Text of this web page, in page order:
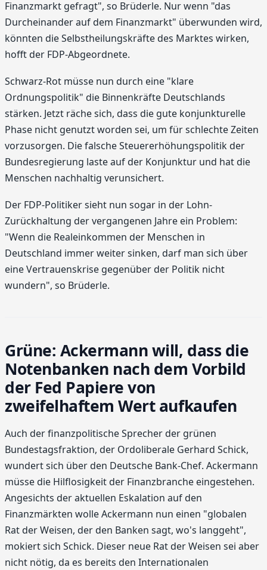
Finanzmarkt gefragt", so Brüderle. Nur wenn "das
Durcheinander auf dem Finanzmarkt" überwunden wird,
könnten die Selbstheilungskräfte des Marktes wirken,
hofft der FDP-Abgeordnete.
Schwarz-Rot müsse nun durch eine "klare
Ordnungspolitik" die Binnenkräfte Deutschlands
stärken. Jetzt räche sich, dass die gute konjunkturelle
Phase nicht genutzt worden sei, um für schlechte Zeiten
vorzusorgen. Die falsche Steuererhöhungspolitik der
Bundesregierung laste auf der Konjunktur und hat die
Menschen nachhaltig verunsichert.
Der FDP-Politiker sieht nun sogar in der Lohn-
Zurückhaltung der vergangenen Jahre ein Problem:
"Wenn die Realeinkommen der Menschen in
Deutschland immer weiter sinken, darf man sich über
eine Vertrauenskrise gegenüber der Politik nicht
wundern", so Brüderle.
Grüne: Ackermann will, dass die
Notenbanken nach dem Vorbild
der Fed Papiere von
zweifelhaftem Wert aufkaufen
Auch der finanzpolitische Sprecher der grünen
Bundestagsfraktion, der Ordoliberale Gerhard Schick,
wundert sich über den Deutsche Bank-Chef. Ackermann
müsse die Hilflosigkeit der Finanzbranche eingestehen.
Angesichts der aktuellen Eskalation auf den
Finanzmärkten wolle Ackermann nun einen "globalen
Rat der Weisen, der den Banken sagt, wo's langgeht",
mokiert sich Schick. Dieser neue Rat der Weisen sei aber
nicht nötig, da es bereits den Internationalen